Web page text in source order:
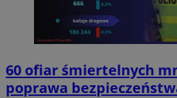
60 ofiar śmiertelnych
poprawa